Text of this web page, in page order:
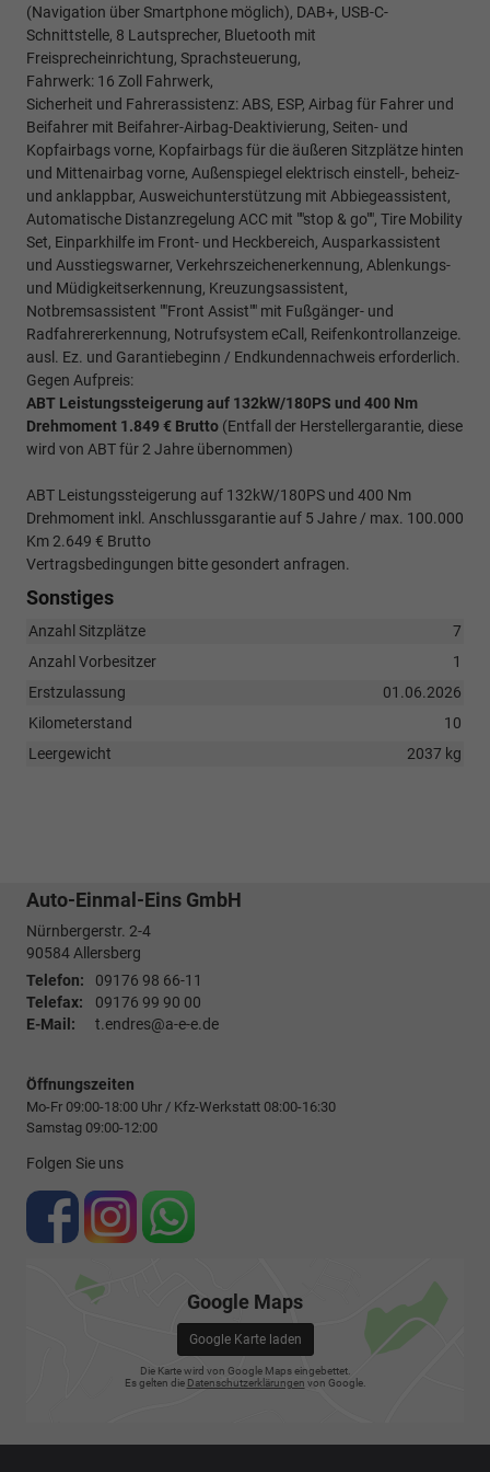
(Navigation über Smartphone möglich), DAB+, USB-C-
Schnittstelle, 8 Lautsprecher, Bluetooth mit
Freisprecheinrichtung, Sprachsteuerung,
Fahrwerk: 16 Zoll Fahrwerk,
Sicherheit und Fahrerassistenz: ABS, ESP, Airbag für Fahrer und
Beifahrer mit Beifahrer-Airbag-Deaktivierung, Seiten- und
Kopfairbags vorne, Kopfairbags für die äußeren Sitzplätze hinten
und Mittenairbag vorne, Außenspiegel elektrisch einstell-, beheiz-
und anklappbar, Ausweichunterstützung mit Abbiegeassistent,
Automatische Distanzregelung ACC mit ""stop & go"", Tire Mobility
Set, Einparkhilfe im Front- und Heckbereich, Ausparkassistent
und Ausstiegswarner, Verkehrszeichenerkennung, Ablenkungs-
und Müdigkeitserkennung, Kreuzungsassistent,
Notbremsassistent ""Front Assist"" mit Fußgänger- und
Radfahrererkennung, Notrufsystem eCall, Reifenkontrollanzeige.
ausl. Ez. und Garantiebeginn / Endkundennachweis erforderlich.
Gegen Aufpreis:
ABT Leistungssteigerung auf 132kW/180PS und 400 Nm
Drehmoment 1.849 € Brutto (Entfall der Herstellergarantie, diese
wird von ABT für 2 Jahre übernommen)
ABT Leistungssteigerung auf 132kW/180PS und 400 Nm
Drehmoment inkl. Anschlussgarantie auf 5 Jahre / max. 100.000
Km 2.649 € Brutto
Vertragsbedingungen bitte gesondert anfragen.
Sonstiges
Anzahl Sitzplätze
7
Anzahl Vorbesitzer
1
Erstzulassung
01.06.2026
Kilometerstand
10
Leergewicht
2037 kg
Auto-Einmal-Eins GmbH
Nürnbergerstr. 2-4
90584Allersberg
Telefon:
09176 98 66-11
Telefax:
09176 99 90 00
E-Mail:
t.endres@a-e-e.de
Öffnungszeiten
Mo-Fr 09:00-18:00 Uhr / Kfz-Werkstatt 08:00-16:30
Samstag 09:00-12:00
Folgen Sie uns
Google Maps
Google Karte laden
Die Karte wird von Google Maps eingebettet.
Es gelten die Datenschutzerklärungen von Google.